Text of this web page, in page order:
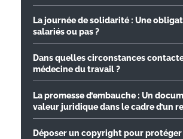
La journée de solidarité : Une
salariés ou pas ?
Dans quelles circonstances
médecine du travail ?
La promesse d’embauche : Un
valeur juridique dans le cadre d’un
Déposer un copyright pour